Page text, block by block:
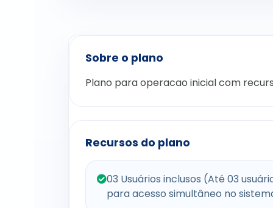
Sobre o plano
Plano para operacao inicial com
Recursos do plano
03 Usuários inclusos (Até 03
para acesso simultâneo no